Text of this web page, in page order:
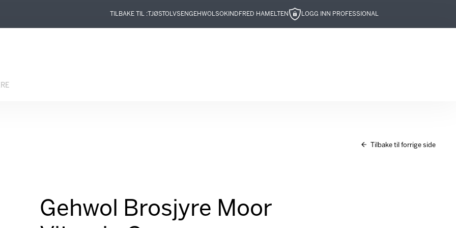
TILBAKE TIL : TJØSTOLVSENGEHWOL SOKIND FRED HAMELTEN LOGG INN PROFESSIONAL
Tilbake til forrige side
Gehwol Brosjyre Moor